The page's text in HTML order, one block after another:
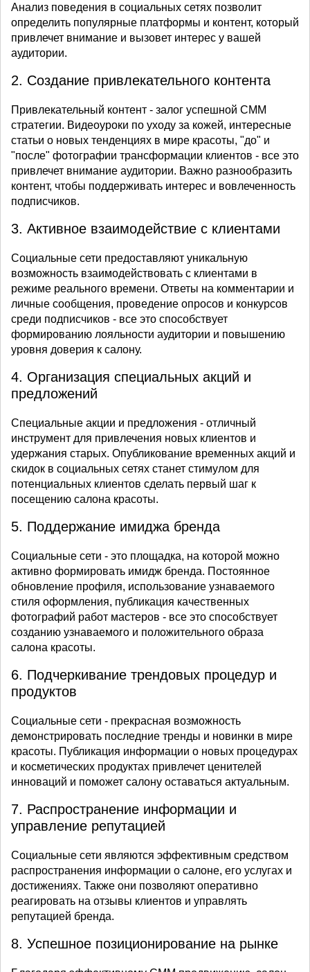
Анализ поведения в социальных сетях позволит
определить популярные платформы и контент, который
привлечет внимание и вызовет интерес у вашей
аудитории.
2. Создание привлекательного контента
Привлекательный контент - залог успешной СММ
стратегии. Видеоуроки по уходу за кожей, интересные
статьи о новых тенденциях в мире красоты, "до" и
"после" фотографии трансформации клиентов - все это
привлечет внимание аудитории. Важно разнообразить
контент, чтобы поддерживать интерес и вовлеченность
подписчиков.
3. Активное взаимодействие с клиентами
Социальные сети предоставляют уникальную
возможность взаимодействовать с клиентами в
режиме реального времени. Ответы на комментарии и
личные сообщения, проведение опросов и конкурсов
среди подписчиков - все это способствует
формированию лояльности аудитории и повышению
уровня доверия к салону.
4. Организация специальных акций и
предложений
Специальные акции и предложения - отличный
инструмент для привлечения новых клиентов и
удержания старых. Опубликование временных акций и
скидок в социальных сетях станет стимулом для
потенциальных клиентов сделать первый шаг к
посещению салона красоты.
5. Поддержание имиджа бренда
Социальные сети - это площадка, на которой можно
активно формировать имидж бренда. Постоянное
обновление профиля, использование узнаваемого
стиля оформления, публикация качественных
фотографий работ мастеров - все это способствует
созданию узнаваемого и положительного образа
салона красоты.
6. Подчеркивание трендовых процедур и
продуктов
Социальные сети - прекрасная возможность
демонстрировать последние тренды и новинки в мире
красоты. Публикация информации о новых процедурах
и косметических продуктах привлечет ценителей
инноваций и поможет салону оставаться актуальным.
7. Распространение информации и
управление репутацией
Социальные сети являются эффективным средством
распространения информации о салоне, его услугах и
достижениях. Также они позволяют оперативно
реагировать на отзывы клиентов и управлять
репутацией бренда.
8. Успешное позиционирование на рынке